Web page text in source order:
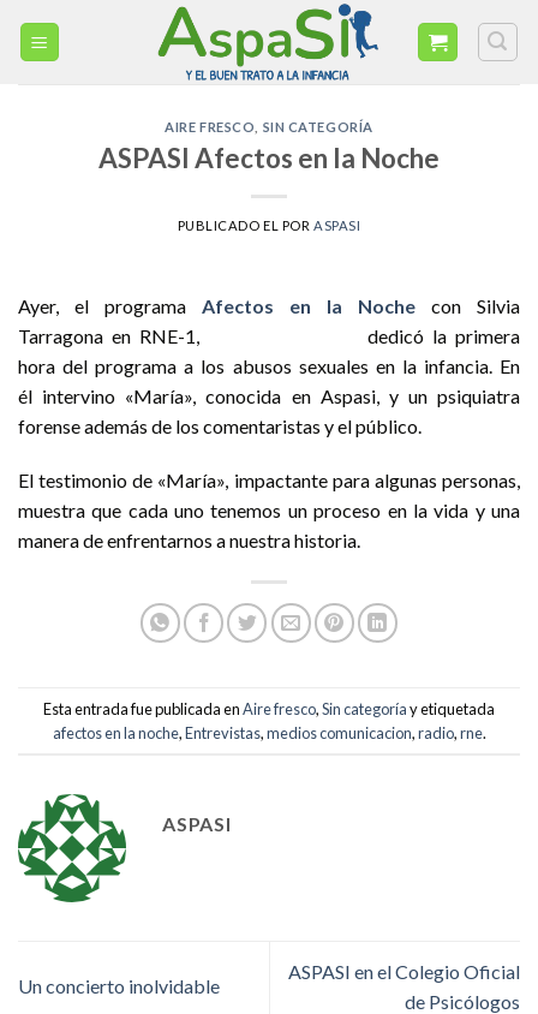
AIRE FRESCO SIN CATEGORÍA
ASPASI Afectos en la Noche
PUBLICADO EL POR ASPASI
Ayer, el programa Afectos en la Noche con Silvia
Tarragona en RNE-1,
dedicó la primera
hora del programa a los abusos sexuales en la infancia. En
él intervino «María», conocida en Aspasi, y un psiquiatra
forense además de los comentaristas y el público.
El testimonio de «María», impactante para algunas personas,
muestra que cada uno tenemos un proceso en la vida y una
manera de enfrentarnos a nuestra historia.
Esta entrada fue publicada enAire fresco,Sin categoríay etiquetada
afectos en la noche,Entrevistas,medios comunicacion,radio,rne.
ASPASI
Un concierto inolvidable
ASPASI en el Colegio Oficial
de Psicólogos